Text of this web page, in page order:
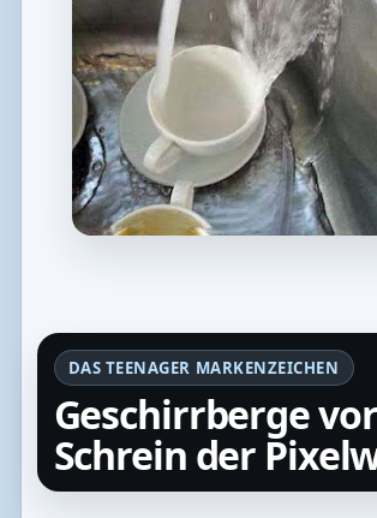
DAS TEENAGER MARKENZEICHEN
Geschirrberge
Schrein der